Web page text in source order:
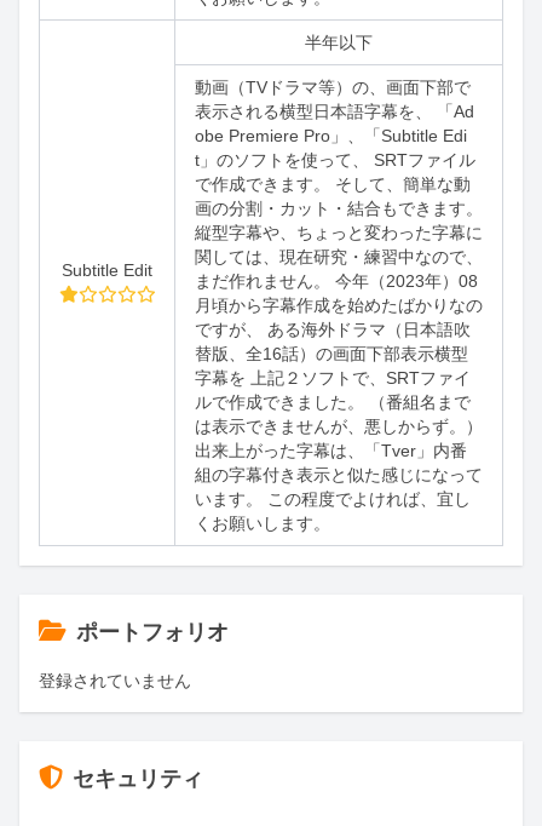
Subtitle Edit
半年以下
動画（TVドラマ等）の、画面下部で
表示される横型日本語字幕を、 「Ad
obe Premiere Pro」、「Subtitle Edi
t」のソフトを使って、 SRTファイル
で作成できます。 そして、簡単な動
画の分割・カット・結合もできます。
縦型字幕や、ちょっと変わった字幕に
関しては、現在研究・練習中なので、
まだ作れません。 今年（2023年）08
月頃から字幕作成を始めたばかりなの
ですが、 ある海外ドラマ（日本語吹
替版、全16話）の画面下部表示横型
字幕を 上記２ソフトで、SRTファイ
ルで作成できました。 （番組名まで
は表示できませんが、悪しからず。）
出来上がった字幕は、「Tver」内番
組の字幕付き表示と似た感じになって
います。 この程度でよければ、宜し
くお願いします。
ポートフォリオ
登録されていません
セキュリティ